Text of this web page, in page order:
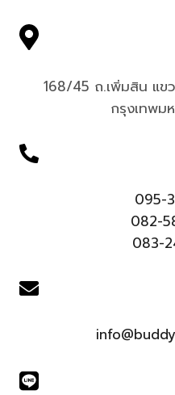
168/45 ถ.เพิ่มสิน แข
กรุงเทพม
095-
082-
083-